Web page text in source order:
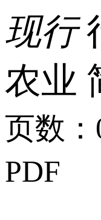
现行
农业
页数
PDF